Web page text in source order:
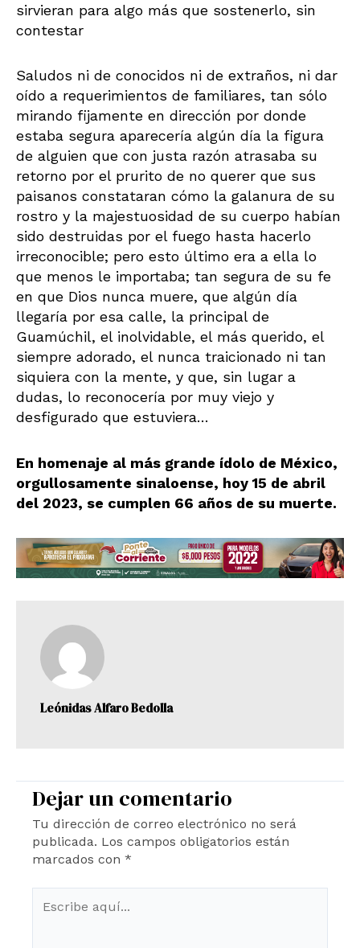
sirvieran para algo más que sostenerlo, sin
contestar
Saludos ni de conocidos ni de extraños, ni dar
oído a requerimientos de familiares, tan sólo
mirando fijamente en dirección por donde
estaba segura aparecería algún día la figura
de alguien que con justa razón atrasaba su
retorno por el prurito de no querer que sus
paisanos constataran cómo la galanura de su
rostro y la majestuosidad de su cuerpo habían
sido destruidas por el fuego hasta hacerlo
irreconocible; pero esto último era a ella lo
que menos le importaba; tan segura de su fe
en que Dios nunca muere, que algún día
llegaría por esa calle, la principal de
Guamúchil, el inolvidable, el más querido, el
siempre adorado, el nunca traicionado ni tan
siquiera con la mente, y que, sin lugar a
dudas, lo reconocería por muy viejo y
desfigurado que estuviera…
En homenaje al más grande ídolo de México,
orgullosamente sinaloense, hoy 15 de abril
del 2023, se cumplen 66 años de su muerte.
Leónidas Alfaro Bedolla
Dejar un comentario
Tu dirección de correo electrónico no será
publicada. Los campos obligatorios están
marcados con *
aquí...